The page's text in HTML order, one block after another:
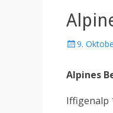
Posted
9.
Alpines